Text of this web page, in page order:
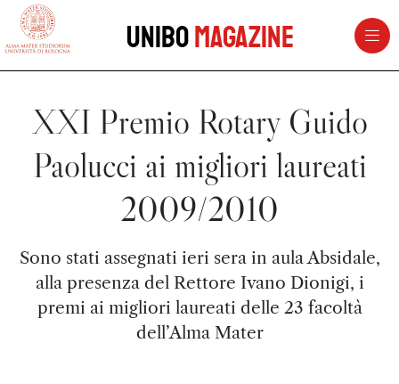
vai al contenuto della pagina
UniboMagazine
XXI Premio Rotary Guido
Paolucci ai migliori laureati
2009/2010
Sono stati assegnati ieri sera in aula Absidale,
alla presenza del Rettore Ivano Dionigi, i
premi ai migliori laureati delle 23 facoltà
dell’Alma Mater